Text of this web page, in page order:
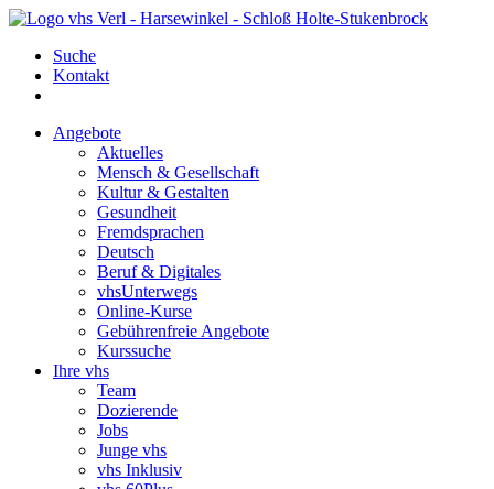
Suche
Kontakt
Angebote
Aktuelles
Mensch & Gesellschaft
Kultur & Gestalten
Gesundheit
Fremdsprachen
Deutsch
Beruf & Digitales
vhsUnterwegs
Online-Kurse
Gebührenfreie Angebote
Kurssuche
Ihre vhs
Team
Dozierende
Jobs
Junge vhs
vhs Inklusiv